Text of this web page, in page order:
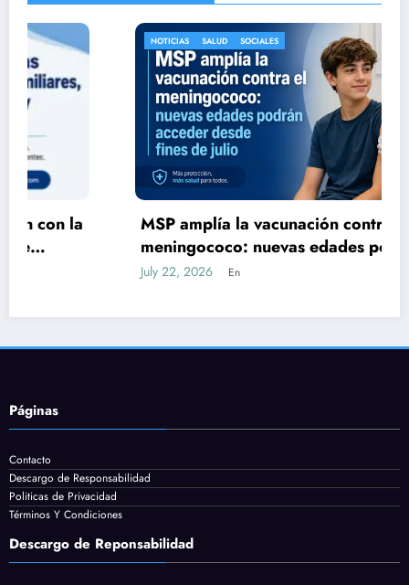
NOTICIAS SOCIALES
MSP amplía la vacunación contra el
meningococo: nuevas edades podrán
acceder desde fines de julio
Páginas
Contacto
Descargo de Responsabilidad
Politicas de Privacidad
Términos Y Condiciones
Descargo de Reponsabilidad